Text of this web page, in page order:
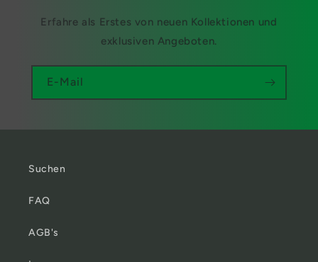
Erfahre als Erstes von neuen Kollektionen und
exklusiven Angeboten.
E-Mail
Suchen
FAQ
AGB's